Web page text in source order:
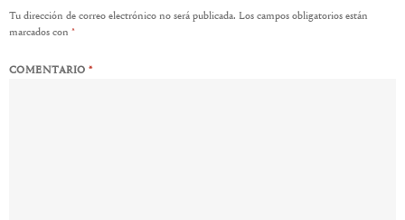
Tu dirección de correo electrónico no será publicada. Los campos obligatorios están
marcados con *
COMENTARIO*